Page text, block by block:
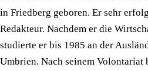
in Friedberg geboren. Er sehr
Redakteur. Nachdem er die
studierte er bis 1985 an der
Umbrien. Nach seinem Volontariat